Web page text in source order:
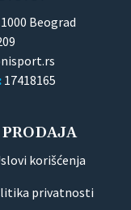
Beograd
17418165
PRODAJA
korišćenja
privatnosti